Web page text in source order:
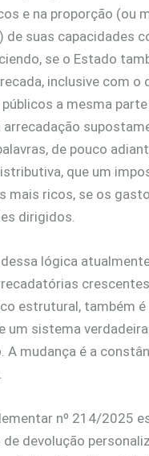
e na proporção (ou
de suas capacidades
se o Estado
inclusive com o
a mesma
arrecadação
de pouco
que um
mais ricos, se os
dirigidos.
lógica
estrutural, também é
um sistema
A mudança é a
nº 214/2025
devolução